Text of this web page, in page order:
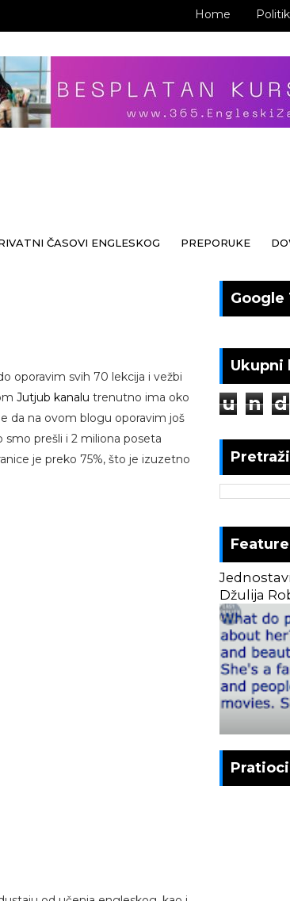
Home
ČASOVI ENGLESKOG PREPORUKE
oporavim svih 70 lekcija i vežbi
Jutjub kanalu trenutno ima oko
da na ovom blogu oporavim još
smo prešli i 2 miliona poseta
je preko 75%, što je izuzetno
Google
Ukupni
u n d
Džulija